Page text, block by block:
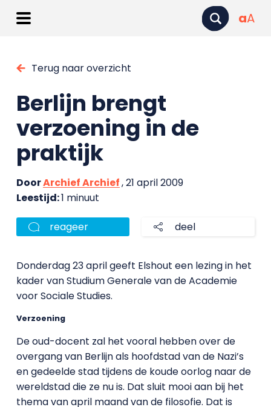
aA
Terug naar overzicht
Berlijn brengt
verzoening in de
praktijk
DoorArchief Archief, 21 april 2009
Leestijd:1 minuut
reageer deel
Donderdag 23 april geeft Elshout een lezing in het
kader van Studium Generale van de Academie
voor Sociale Studies.
Verzoening
De oud-docent zal het vooral hebben over de
overgang van Berlijn als hoofdstad van de Nazi’s
en gedeelde stad tijdens de koude oorlog naar de
wereldstad die ze nu is. Dat sluit mooi aan bij het
thema van april maand van de filosofie. Dat is